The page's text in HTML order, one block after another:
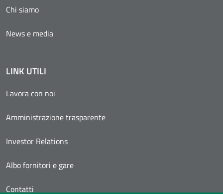
Chi siamo
News e media
LINK UTILI
Lavora con noi
Amministrazione trasparente
Investor Relations
Albo fornitori e gare
Contatti